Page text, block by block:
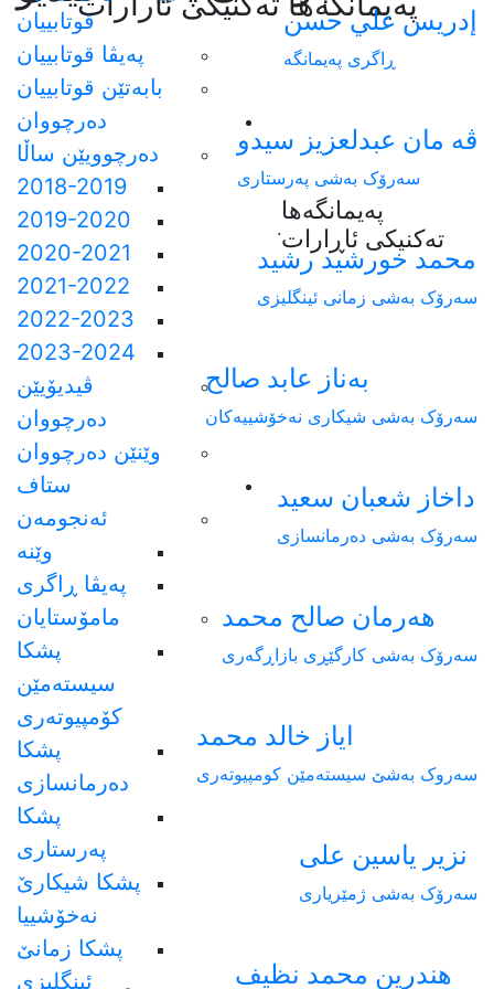
پەیمانگەها
تەکنیکی ئاڕارات.
قوتابییان
پەیڤا قوتابییان
بابەتێن قوتابییان
دەرچووان
دەرچوویێن ساڵا
2018-2019
2019-2020
2020-2021
2021-2022
2022-2023
2023-2024
ڤیدیۆیێن
دەرچووان
وێنێن دەرچووان
ستاف
ئەنجومەن
وێنە
پەیڤا ڕاگری
مامۆستایان
پشکا
سیستەمێن
کۆمپیوتەری
پشکا
دەرمانسازی
پشکا
پەرستاری
پشکا شیکارێ
نەخۆشییا
پشکا زمانێ
ئینگلیزی
إدريس علي حسن
ڕاگری پەیمانگە
ڤه مان عبدلعزيز سيدو
سەرۆک بەشی پەرستاری
محمد خورشيد رشيد
سەرۆک بەشی زمانی ئینگلیزی
بەناز عابد صالح
سەرۆک بەشی شیکاری نەخۆشییەکان
داخاز شعبان سعيد
سەرۆک بەشی دەرمانسازی
هەرمان صالح محمد
سەرۆک بەشی کارگێڕی بازاڕگەری
ایاز خالد محمد
سەروک بەشێ سیستەمێن کومپیوتەری
نزیر یاسین علی
سەرۆک بەشی ژمێریاری
هندرین محمد نظيف